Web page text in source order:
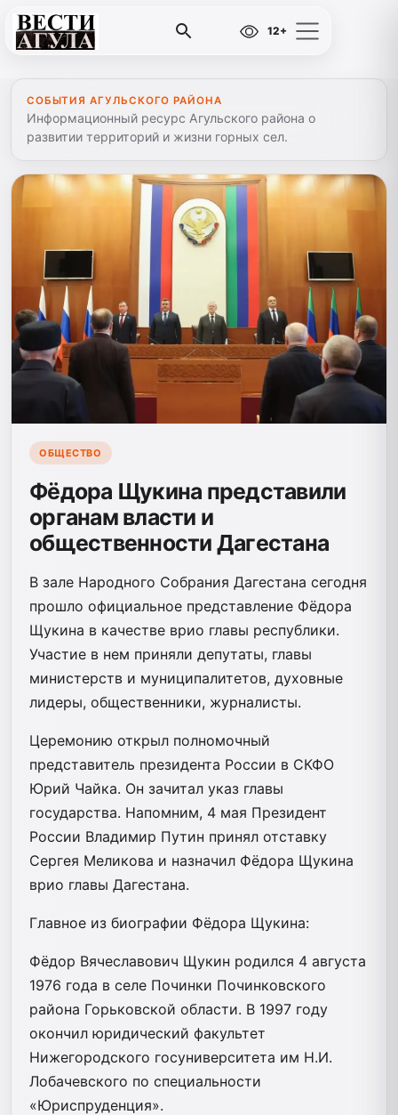
12+
СОБЫТИЯ АГУЛЬСКОГО РАЙОНА
Информационный ресурс Агульского района о
развитии территорий и жизни горных сел.
ОБЩЕСТВО
Фёдора Щукина представили
органам власти и
общественности Дагестана
В зале Народного Собрания Дагестана сегодня
прошло официальное представление Фёдора
Щукина в качестве врио главы республики.
Участие в нем приняли депутаты, главы
министерств и муниципалитетов, духовные
лидеры, общественники, журналисты.
Церемонию открыл полномочный
представитель президента России в СКФО
Юрий Чайка. Он зачитал указ главы
государства. Напомним, 4 мая Президент
России Владимир Путин принял отставку
Сергея Меликова и назначил Фёдора Щукина
врио главы Дагестана.
Главное из биографии Фёдора Щукина:
Фёдор Вячеславович Щукин родился 4 августа
1976 года в селе Починки Починковского
района Горьковской области. В 1997 году
окончил юридический факультет
Нижегородского госуниверситета им Н.И.
Лобачевского по специальности
«Юриспруденция».